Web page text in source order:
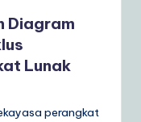
Diagram
Lunak
perangkat